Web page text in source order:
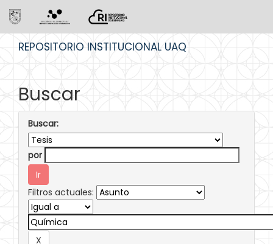
REPOSITORIO INSTITUCIONAL UAQ
Buscar
Buscar:
por
Filtros actuales: